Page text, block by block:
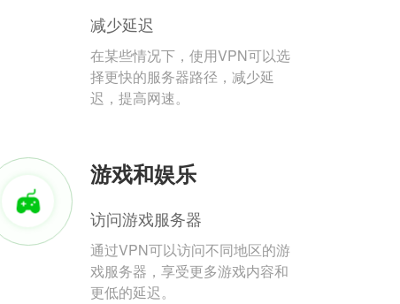
减少延迟
在某些情况下，使用VPN可以选
择更快的服务器路径，减少延
迟，提高网速。
游戏和娱乐
访问游戏服务器
通过VPN可以访问不同地区的游
戏服务器，享受更多游戏内容和
更低的延迟。